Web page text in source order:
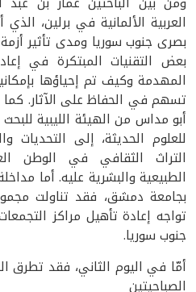
العربية الألمانية في برلين،
بصرى جنوب سوريا ومدى تأثير
بعض التقنيات المبتكرة في
المهدمة وكيف تم إحياؤها
تسهم في الحفاظ على الآثار.
أبو مداس من الهيئة الليبية
للعلوم الحديثة، إلى التحديات
التراث الثقافي في الوطن
الطبيعية والبشرية عليه. أما
بجامعة دمشق، فقد تناولت
تواجه إعادة تأهيل مراكز
جنوب سوريا.
أمّا في اليوم الثاني، فقد تطرق
الصباحيتين